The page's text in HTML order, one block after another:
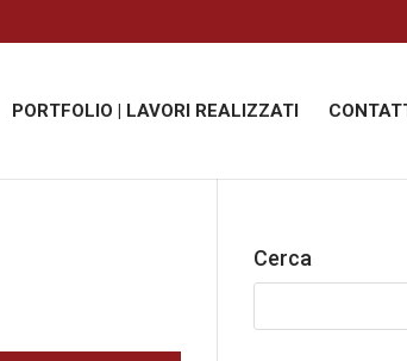
PORTFOLIO | LAVORI REALIZZATI
Cerca